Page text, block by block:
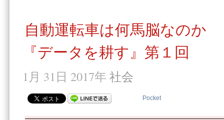
自動運転車は何馬脳なのか
『データを耕す』第１回
1月 31日 2017年 社会
Pocket